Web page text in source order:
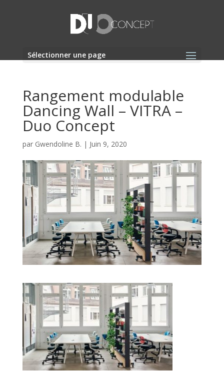
Sélectionner une page
Rangement modulable
Dancing Wall – VITRA –
Duo Concept
par Gwendoline B. | Juin 9, 2020